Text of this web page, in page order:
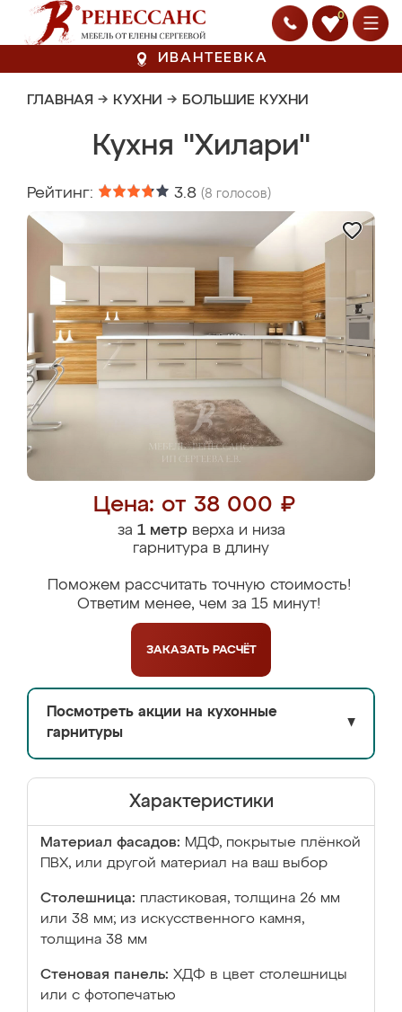
0
ИВАНТЕЕВКА
ГЛАВНАЯ → КУХНИ → БОЛЬШИЕ КУХНИ
Кухня "Хилари"
Рейтинг: 3.8 (8 голосов)
Цена: от 38 000 ₽
за 1 метрверха и низа
гарнитура в длину
Поможем рассчитать точную стоимость!
Ответим менее, чем за 15 минут!
ЗАКАЗАТЬ РАСЧЁТ
Посмотреть акции на кухонные
гарнитуры
▼
Характеристики
Материал фасадов: МДФ, покрытые плёнкой
ПВХ, или другой материал на ваш выбор
Столешница: пластиковая, толщина 26 мм
или 38 мм; из искусственного камня,
толщина 38 мм
Стеновая панель: ХДФ в цвет столешницы
или с фотопечатью